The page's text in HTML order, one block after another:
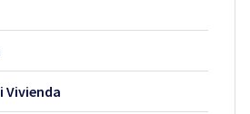
Vivienda